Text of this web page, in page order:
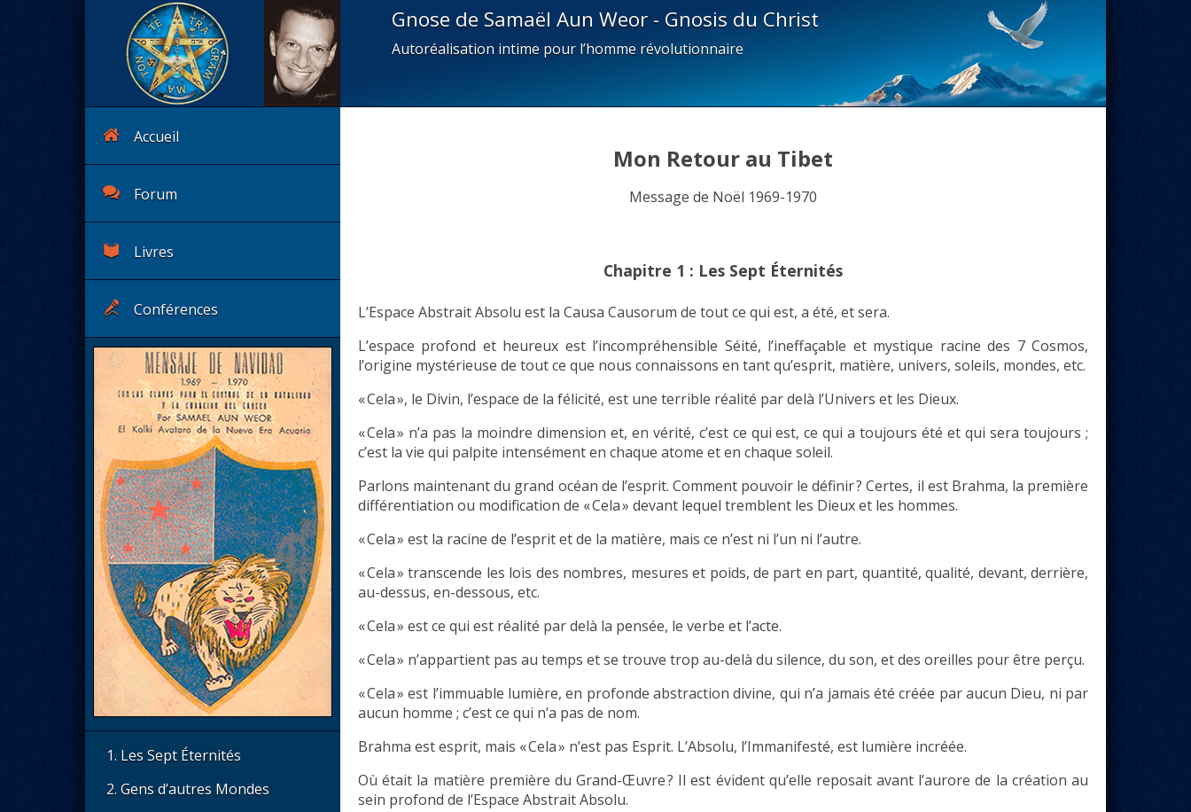
Gnose de Samaël Aun Weor - Gnosis du Christ
Autoréalisation intime pour l’homme révolutionnaire
Accueil
Forum
Livres
Conférences
1. Les Sept Éternités
2. Gens d’autres Mondes
Mon Retour au Tibet
Message de Noël 1969-1970
Chapitre 1 : Les Sept Éternités
L’Espace Abstrait Absolu est la Causa Causorum de tout ce qui est, a été, et sera.
L’espace profond et heureux est l’incompréhensible Séité, l’ineffaçable et mystique racine des 7 Cosmos,
l’origine mystérieuse de tout ce que nous connaissons en tant qu’esprit, matière, univers, soleils, mondes, etc.
« Cela », le Divin, l’espace de la félicité, est une terrible réalité par delà l’Univers et les Dieux.
« Cela » n’a pas la moindre dimension et, en vérité, c’est ce qui est, ce qui a toujours été et qui sera toujours ;
c’est la vie qui palpite intensément en chaque atome et en chaque soleil.
Parlons maintenant du grand océan de l’esprit. Comment pouvoir le définir ? Certes, il est Brahma, la première
différentiation ou modification de « Cela » devant lequel tremblent les Dieux et les hommes.
« Cela » est la racine de l’esprit et de la matière, mais ce n’est ni l’un ni l’autre.
« Cela » transcende les lois des nombres, mesures et poids, de part en part, quantité, qualité, devant, derrière,
au-dessus, en-dessous, etc.
« Cela » est ce qui est réalité par delà la pensée, le verbe et l’acte.
« Cela » n’appartient pas au temps et se trouve trop au-delà du silence, du son, et des oreilles pour être perçu.
« Cela » est l’immuable lumière, en profonde abstraction divine, qui n’a jamais été créée par aucun Dieu, ni par
aucun homme ; c’est ce qui n’a pas de nom.
Brahma est esprit, mais « Cela » n’est pas Esprit. L’Absolu, l’Immanifesté, est lumière incréée.
Où était la matière première du Grand-Œuvre ? Il est évident qu’elle reposait avant l’aurore de la création au
sein profond de l’Espace Abstrait Absolu.